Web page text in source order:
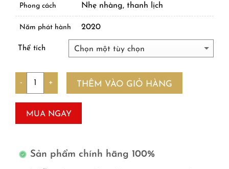
Phong cách Nhẹ nhàng, thanh lịch
Năm phát hành 2020
Thể tích
Số lượng
THÊM VÀO GIỎ HÀNG
MUA NGAY
Sản phẩm chính hãng 100%